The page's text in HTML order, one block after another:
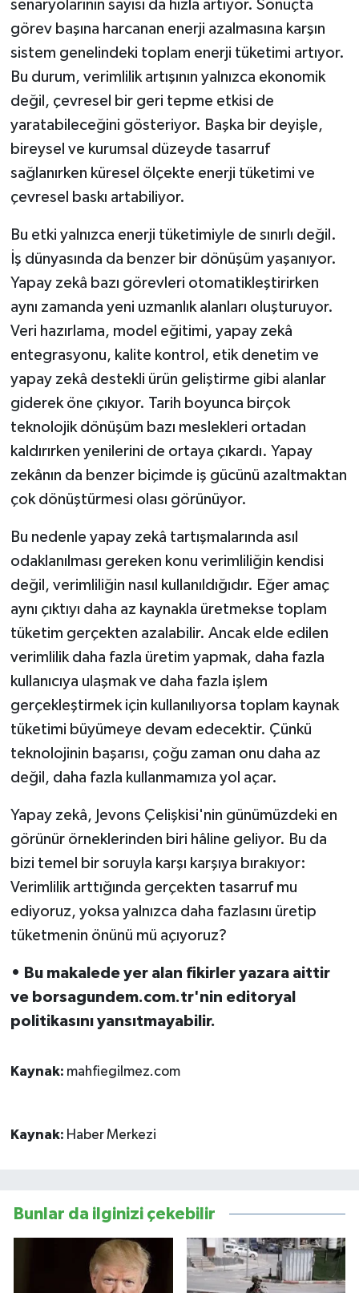
senaryolarının sayısı da hızla artıyor. Sonuçta
görev başına harcanan enerji azalmasına karşın
sistem genelindeki toplam enerji tüketimi artıyor.
Bu durum, verimlilik artışının yalnızca ekonomik
değil, çevresel bir geri tepme etkisi de
yaratabileceğini gösteriyor. Başka bir deyişle,
bireysel ve kurumsal düzeyde tasarruf
sağlanırken küresel ölçekte enerji tüketimi ve
çevresel baskı artabiliyor.
Bu etki yalnızca enerji tüketimiyle de sınırlı değil.
İş dünyasında da benzer bir dönüşüm yaşanıyor.
Yapay zekâ bazı görevleri otomatikleştirirken
aynı zamanda yeni uzmanlık alanları oluşturuyor.
Veri hazırlama, model eğitimi, yapay zekâ
entegrasyonu, kalite kontrol, etik denetim ve
yapay zekâ destekli ürün geliştirme gibi alanlar
giderek öne çıkıyor. Tarih boyunca birçok
teknolojik dönüşüm bazı meslekleri ortadan
kaldırırken yenilerini de ortaya çıkardı. Yapay
zekânın da benzer biçimde iş gücünü azaltmaktan
çok dönüştürmesi olası görünüyor.
Bu nedenle yapay zekâ tartışmalarında asıl
odaklanılması gereken konu verimliliğin kendisi
değil, verimliliğin nasıl kullanıldığıdır. Eğer amaç
aynı çıktıyı daha az kaynakla üretmekse toplam
tüketim gerçekten azalabilir. Ancak elde edilen
verimlilik daha fazla üretim yapmak, daha fazla
kullanıcıya ulaşmak ve daha fazla işlem
gerçekleştirmek için kullanılıyorsa toplam kaynak
tüketimi büyümeye devam edecektir. Çünkü
teknolojinin başarısı, çoğu zaman onu daha az
değil, daha fazla kullanmamıza yol açar.
Yapay zekâ, Jevons Çelişkisi'nin günümüzdeki en
görünür örneklerinden biri hâline geliyor. Bu da
bizi temel bir soruyla karşı karşıya bırakıyor:
Verimlilik arttığında gerçekten tasarruf mu
ediyoruz, yoksa yalnızca daha fazlasını üretip
tüketmenin önünü mü açıyoruz?
• Bu makalede yer alan fikirler yazara aittir
ve borsagundem.com.tr'nin editoryal
politikasını yansıtmayabilir.
Kaynak: mahfiegilmez.com
Kaynak: Haber Merkezi
Bunlar da ilginizi çekebilir